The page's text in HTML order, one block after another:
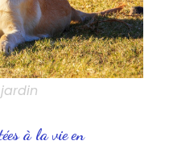
à la vie en